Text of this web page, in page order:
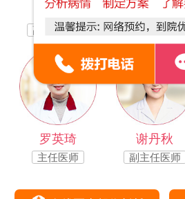
林银凤
副主任医师
于万茹
副主任医师
罗英琦
主任医师
谢丹秋
副主任医师